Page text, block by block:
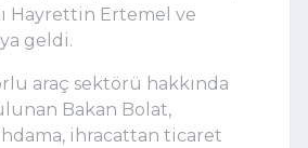
Hayrettin Ertemel ve
geldi.
araç sektörü hakkında
Bakan Bolat,
ihracattan ticaret